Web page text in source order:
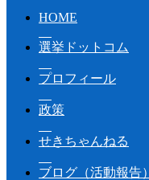
HOME
選挙ドットコム
プロフィール
政策
せきちゃんねる
ブログ（活動報告）